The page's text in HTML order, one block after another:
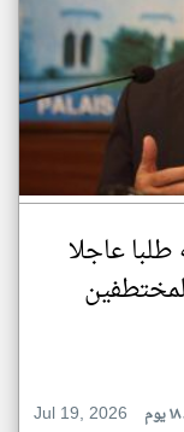
عاجلا
Jul 19, 2026